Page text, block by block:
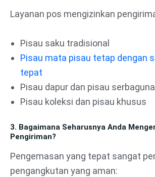
Layanan pos mengizinkan
Pisau saku tradisional
Pisau mata pisau tetap dengan
tepat
Pisau dapur dan pisau serbaguna
Pisau koleksi dan pisau khusus
3. Bagaimana Seharusnya Anda
Pengiriman?
Pengemasan yang tepat sangat
pengangkutan yang aman: